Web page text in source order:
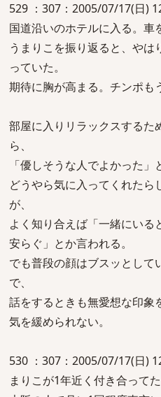
529 ：307：2005/07/17(日)
国道沿いのホテルに入る。
うまりこを振り返ると、や
っていた。
期待に胸が高まる。チンポも
部屋に入りリラックスするた
ら、
「優しそうな人でよかった」
どうやら気に入ってくれた
が、
よく知り合えば「一緒にいる
安らぐ」とか言われる。
でも普段の顔はブスッとして
で、
話をするときも無愛想な印象
気を緩められない。
530 ：307：2005/07/17(日)
まりこが1年近く付き合って